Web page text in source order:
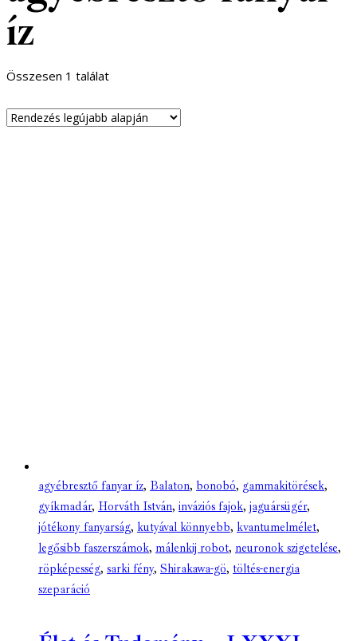
íz
Összesen 1 találat
agyébresztő fanyar íz, Balaton, bonobó, gammakitörések,
gyíkmadár, Horváth István, inváziós fajok, jaguársügér,
jótékony fanyarság, kutyával könnyebb, kvantumelmélet,
legősibb faszerszámok, málenkij robot, neuronok szigetelése,
röpképesség, sarki fény, Shirakawa-gö, töltés-energia
szeparáció